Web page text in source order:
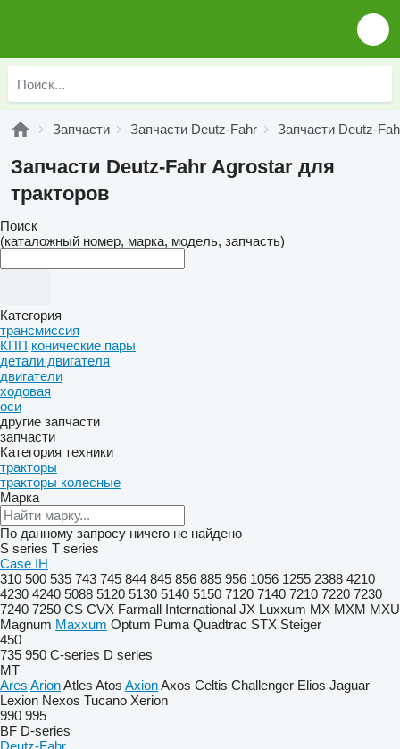
Запчасти Запчасти Deutz-Fahr Запчасти Deutz-
Запчасти Deutz-Fahr Agrostar для
тракторов
Поиск
(каталожный номер, марка, модель, запчасть)
Категория
трансмиссия
КПП конические пары
детали двигателя
двигатели
ходовая
оси
другие запчасти
запчасти
Категория техники
тракторы
тракторы колесные
Марка
По данному запросу ничего не найдено
S series T series
Case IH
310 500 535 743 745 844 845 856 885 956 1056 1255 2388 4210
4230 4240 5088 5120 5130 5140 5150 7120 7140 7210 7220 7230
7240 7250 CS CVX Farmall International JX Luxxum MX MXM MXU
Magnum Maxxum Optum Puma Quadtrac STX Steiger
450
735 950 C-series D series
MT
Ares ArionAtles Atos AxionAxos Celtis Challenger Elios Jaguar
Lexion Nexos Tucano Xerion
990 995
BF D-series
Deutz-Fahr